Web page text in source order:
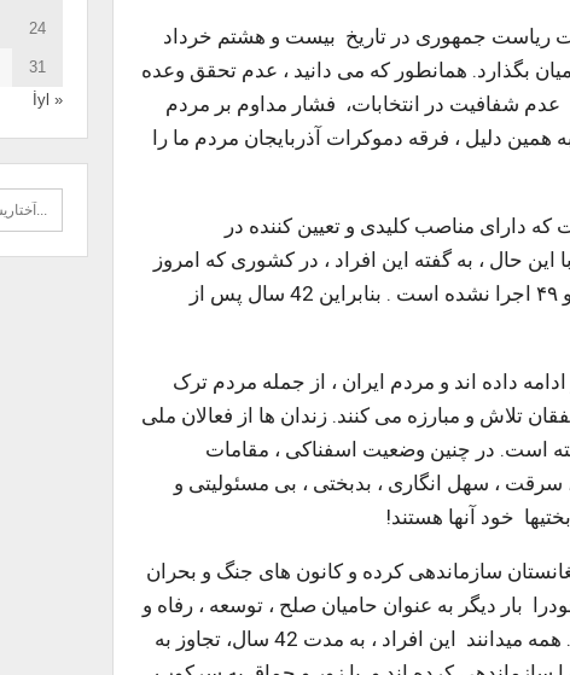
ریاست جمهوری در تاریخ بیست و هشتم خرداد
شما در میان بگذارد. همانطور که می دانید ، عدم تحقق وعده
رژیم ، عدم شفافیت در انتخابات، فشار مداوم بر مردم
همین دلیل ، فرقه دموکرات آذربایجان مردم ما را
که دارای مناصب کلیدی و تعیین کننده در
حال ، به گفته این افراد ، در كشوری كه امروز
ایران نامیده می شود ، تمام مواد قانون اساسی بویژه مواد ۱۵ و ۱۹ ، مواد ۴۸ و ۴۹ اجرا نشده است . بنابراین 42 سال پس از
داده اند و مردم ایران ، از جمله مردم ترک
تلاش و مبارزه می کنند. زندان ها از فعالان ملی
اعدام از 900 نفر در سال فراتر رفته است. در چنین وضعیت اسفناکی ، مقامات
، سهل انگاری ، بدبختی ، بی مسئولیتی و
خود آنها هستند!
سازماندهی کرده و کانون های جنگ و بحران
بار دیگر به عنوان حامیان صلح ، توسعه ، رفاه و
حاکمیت قانون و طرفدار خلقها جهت ریاست جمهوری نامزد معرفی می کنند. همه میدانند این افراد ، به مدت 42 سال، تجاوز به
24
31
« İyl